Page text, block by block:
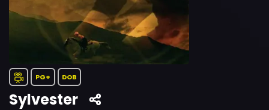
PG+ DOB
Sylvester